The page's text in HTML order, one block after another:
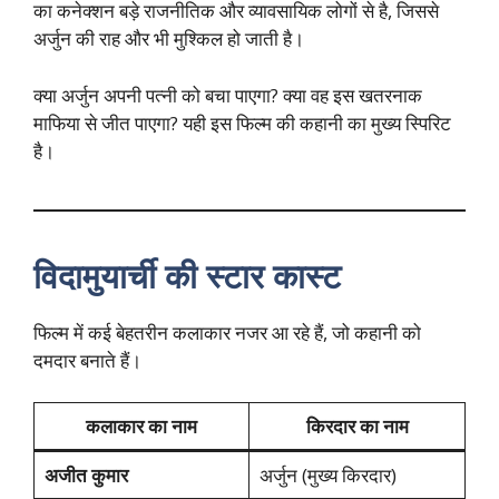
का कनेक्शन बड़े राजनीतिक और व्यावसायिक लोगों से है, जिससे
अर्जुन की राह और भी मुश्किल हो जाती है।
क्या अर्जुन अपनी पत्नी को बचा पाएगा? क्या वह इस खतरनाक
माफिया से जीत पाएगा? यही इस फिल्म की कहानी का मुख्य स्पिरिट
है।
विदामुयार्ची की स्टार कास्ट
फिल्म में कई बेहतरीन कलाकार नजर आ रहे हैं, जो कहानी को
दमदार बनाते हैं।
कलाकार का नाम
किरदार का नाम
अजीत कुमार
अर्जुन (मुख्य किरदार)